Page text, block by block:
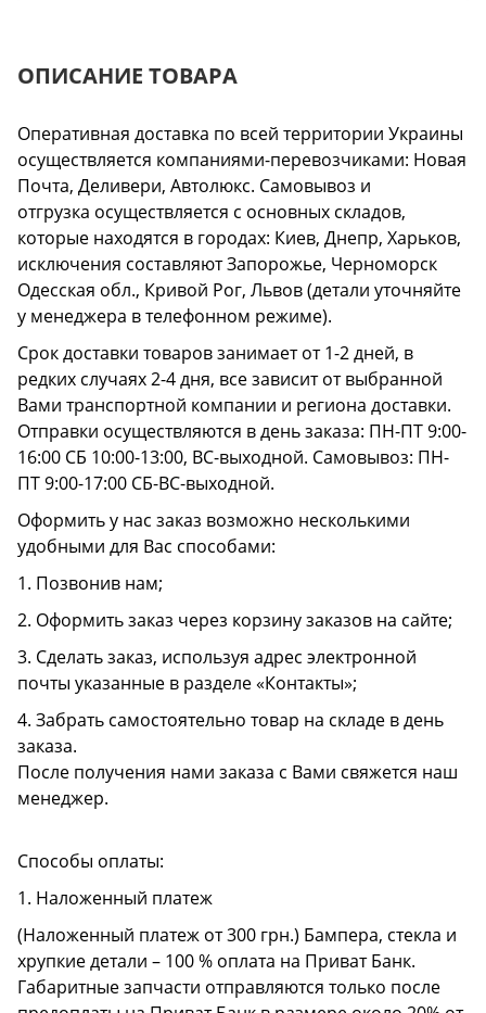
ОПИСАНИЕ ТОВАРА
Оперативная доставка по всей территории Украины
осуществляется компаниями-перевозчиками: Новая
Почта, Деливери, Автолюкс. Самовывоз и
отгрузка осуществляется с основных складов,
которые находятся в городах: Киев, Днепр, Харьков,
исключения составляют Запорожье, Черноморск
Одесская обл., Кривой Рог, Львов (детали уточняйте
у менеджера в телефонном режиме).
Срок доставки товаров занимает от 1-2 дней, в
редких случаях 2-4 дня, все зависит от выбранной
Вами транспортной компании и региона доставки.
Отправки осуществляются в день заказа: ПН-ПТ 9:00-
16:00 СБ 10:00-13:00, ВС-выходной. Самовывоз: ПН-
ПТ 9:00-17:00 СБ-ВС-выходной.
Оформить у нас заказ возможно несколькими
удобными для Вас способами:
1. Позвонив нам;
2. Оформить заказ через корзину заказов на сайте;
3. Сделать заказ, используя адрес электронной
почты указанные в разделе «Контакты»;
4. Забрать самостоятельно товар на складе в день
заказа.
После получения нами заказа с Вами свяжется наш
менеджер.
Способы оплаты:
1. Наложенный платеж
(Наложенный платеж от 300 грн.) Бампера, стекла и
хрупкие детали – 100 % оплата на Приват Банк.
Габаритные запчасти отправляются только после